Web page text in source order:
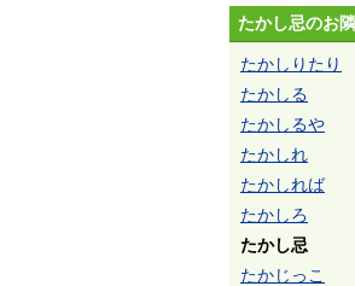
たかし忌のお
たかしりたり
たかしる
たかしるや
たかしれ
たかしれば
たかしろ
たかし忌
たかじっこ